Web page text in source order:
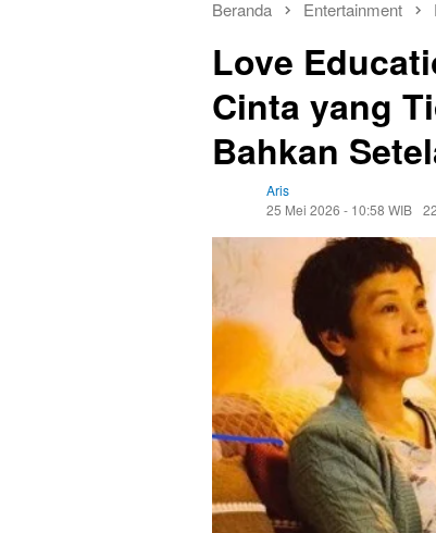
Beranda Entertainment
Love
Cinta yang
Bahkan
Aris
25 Mei 2026 - 10:58 WIB